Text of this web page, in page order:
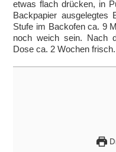
etwas flach drücken, in
Backpapier ausgelegtes
Stufe im Backofen ca. 9
noch weich sein. Nach
Dose ca. 2 Wochen frisch.